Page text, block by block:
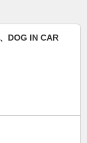
DOG IN CAR